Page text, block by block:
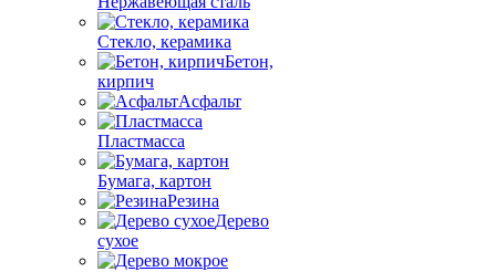
Стекло, керамика
Бетон,
кирпич
Асфальт
Пластмасса
Бумага, картон
Резина
Дерево
сухое